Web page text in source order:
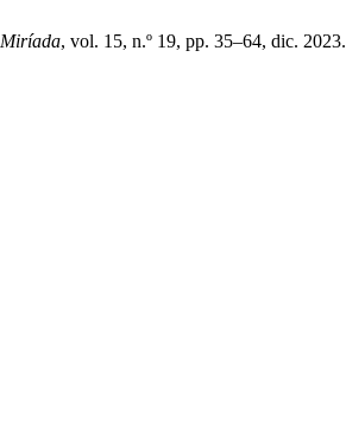
Miríada, vol. 15, n.º 19, pp. 35–64, dic. 2023.